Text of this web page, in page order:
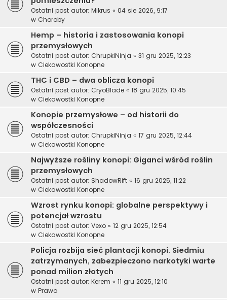
Ostatni post autor: Mikrus « 04 sie 2026, 9:17
w Choroby
Hemp – historia i zastosowania konopi
przemysłowych
Ostatni post autor: ChrupkiNinja « 31 gru 2025, 12:23
w Ciekawostki Konopne
THC i CBD – dwa oblicza konopi
Ostatni post autor: CryoBlade « 18 gru 2025, 10:45
w Ciekawostki Konopne
Konopie przemysłowe – od historii do
współczesności
Ostatni post autor: ChrupkiNinja « 17 gru 2025, 12:44
w Ciekawostki Konopne
Najwyższe rośliny konopi: Giganci wśród roślin
przemysłowych
Ostatni post autor: ShadowRift « 16 gru 2025, 11:22
w Ciekawostki Konopne
Wzrost rynku konopi: globalne perspektywy i
potencjał wzrostu
Ostatni post autor: Vexo « 12 gru 2025, 12:54
w Ciekawostki Konopne
Policja rozbija sieć plantacji konopi. Siedmiu
zatrzymanych, zabezpieczono narkotyki warte
ponad milion złotych
Ostatni post autor: Kerem « 11 gru 2025, 12:10
w Prawo